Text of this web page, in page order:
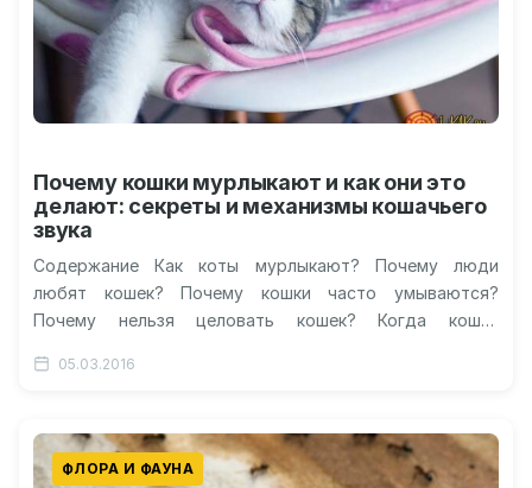
Почему кошки мурлыкают и как они это
делают: секреты и механизмы кошачьего
звука
Содержание Как коты мурлыкают? Почему люди
любят кошек? Почему кошки часто умываются?
Почему нельзя целовать кошек? Когда кошки
05.03.2016
ФЛОРА И ФАУНА